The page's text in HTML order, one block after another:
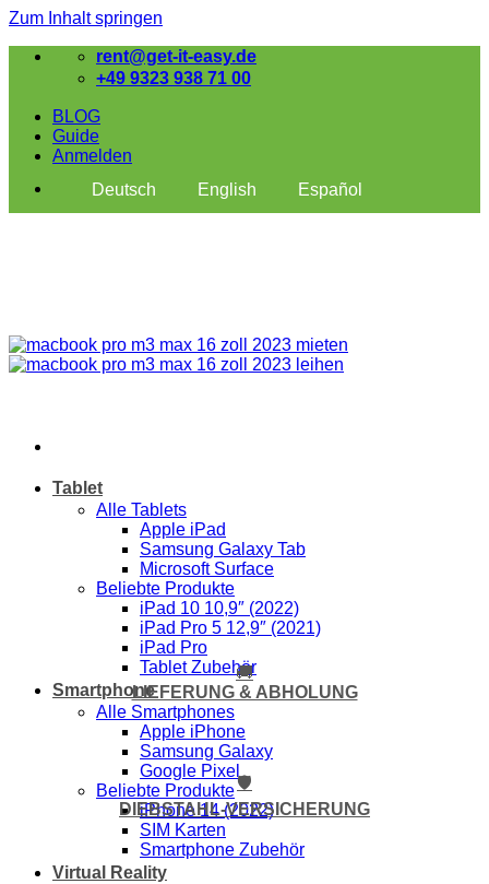
Zum Inhalt springen
rent@get-it-easy.de
+49 9323 938 71 00
BLOG
Guide
Anmelden
Deutsch
English Español
Tablet
Alle Tablets
Apple iPad
Samsung Galaxy Tab
Microsoft Surface
Beliebte Produkte
iPad 10 10,9″ (2022)
iPad Pro 5 12,9″ (2021)
iPad Pro
Tablet Zubehör
Smartphone
Alle Smartphones
Apple iPhone
Samsung Galaxy
Google Pixel
Beliebte Produkte
iPhone 14 (2022)
SIM Karten
Smartphone Zubehör
Virtual Reality
🚚
LIEFERUNG & ABHOLUNG
🛡️
DIEBSTAHL-VERSICHERUNG